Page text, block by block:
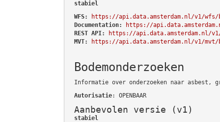
stabiel
WFS:
https://api.data.amsterdam.nl/v1/wfs/
Documentation:
https://
REST API:
https://api.data.amsterdam.nl/
MVT:
https://api.data.amsterdam.nl/v1/mvt/
Bodemonderzoeken
Informatie over onderzoeken naar asbest,
Autorisatie: OPENBAAR
Aanbevolen versie (v1)
stabiel